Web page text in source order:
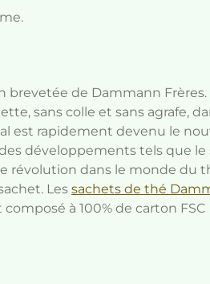
de Dammann Frères.
sans colle et sans agrafe,
est rapidement devenu le
développements tels que le
révolution dans le monde du
Les sachets de thé
à 100% de carton FSC